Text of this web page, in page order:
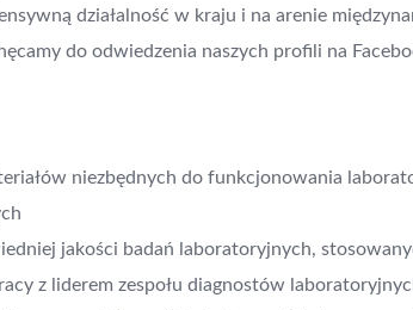
działalność w kraju i na arenie
do odwiedzenia naszych profili na
niezbędnych do funkcjonowania
jakości badań laboratoryjnych,
z liderem zespołu diagnostów